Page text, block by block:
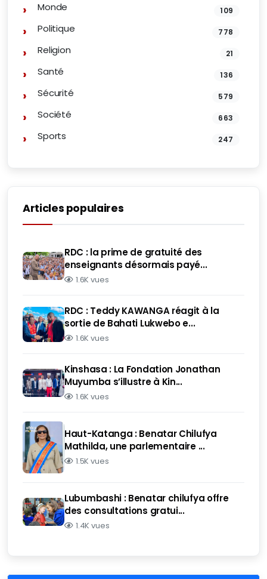
Monde 109
Politique 778
Religion 21
Santé 136
Sécurité 579
Société 663
Sports 247
Articles populaires
RDC : la prime de gratuité des
enseignants désormais payé...
1.6K vues
RDC : Teddy KAWANGA réagit à la
sortie de Bahati Lukwebo e...
1.6K vues
Kinshasa : La Fondation Jonathan
Muyumba s’illustre à Kin...
1.6K vues
Haut-Katanga : Benatar Chilufya
Mathilda, une parlementaire ...
1.5K vues
Lubumbashi : Benatar chilufya offre
des consultations gratui...
1.4K vues